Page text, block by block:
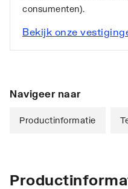
consumenten).
Bekijk onze
Navigeer naar
Productinformatie